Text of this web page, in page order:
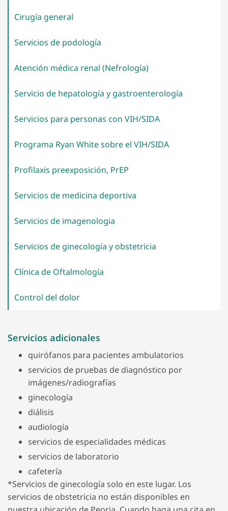
Cirugía general
Servicios de podología
Atención médica renal (Nefrología)
Servicio de hepatología y gastroenterología
Servicios para personas con VIH/SIDA
Programa Ryan White sobre el VIH/SIDA
Profilaxis preexposición, PrEP
Servicios de medicina deportiva
Servicios de imagenologia
Servicios de ginecología y obstetricia
Clínica de Oftalmología
Control del dolor
Servicios adicionales
quirófanos para pacientes ambulatorios
servicios de pruebas de diagnóstico por
imágenes/radiografías
ginecología
diálisis
audiología
servicios de especialidades médicas
servicios de laboratorio
cafetería
*Servicios de ginecología solo en este lugar. Los
servicios de obstetricia no están disponibles en